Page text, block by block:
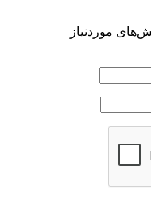
موردنیاز